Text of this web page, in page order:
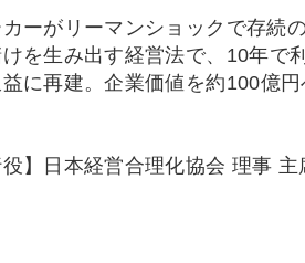
ーがリーマンショックで存続
を生み出す経営法で、10年
に再建。企業価値を約100億
役】日本経営合理化協会 理事